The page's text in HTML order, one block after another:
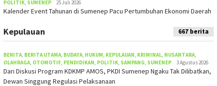
POLITIK, SUMENEP 25 Juli 2026
Kalender Event Tahunan di Sumenep Pacu Pertumbuhan Ekonomi Daerah
Kepulauan 667 berita
BERITA BERITA UTAMA BUDAYA HUKUM KEPULAUAN KRIMINAL NUSANTARA
OLAHRAGA OTOMOTIF PENDIDIKAN POLITIK SAMPANG SUMENEP 3 Agustus 2026
Dari Diskusi Program KDKMP AMOS, PKDI Sumenep Ngaku Tak Dilibatkan,
Dewan Singgung Regulasi Pelaksanaan